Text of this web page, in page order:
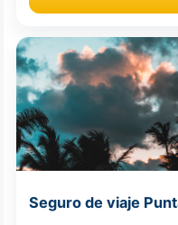
Seguro de viaje